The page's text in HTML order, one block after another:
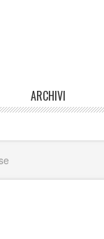
ARCHIVI